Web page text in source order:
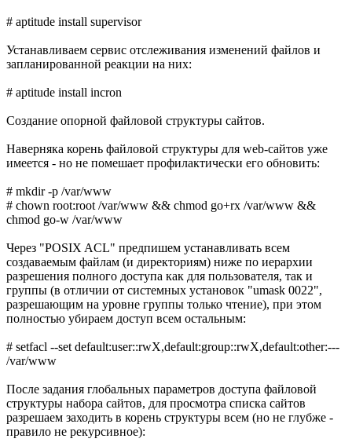
# aptitude install supervisor
Устанавливаем сервис отслеживания изменений файлов и
запланированной реакции на них:
# aptitude install incron
Создание опорной файловой структуры сайтов.
Наверняка корень файловой структуры для web-сайтов уже
имеется - но не помешает профилактически его обновить:
# mkdir -p /var/www
# chown root:root /var/www && chmod go+rx /var/www &&
chmod go-w /var/www
Через "POSIX ACL" предпишем устанавливать всем
создаваемым файлам (и директориям) ниже по иерархии
разрешения полного доступа как для пользователя, так и
группы (в отличии от системных установок "umask 0022",
разрешающим на уровне группы только чтение), при этом
полностью убираем доступ всем остальным:
# setfacl --set default:user::rwX,default:group::rwX,default:other:---
/var/www
После задания глобальных параметров доступа файловой
структуры набора сайтов, для просмотра списка сайтов
разрешаем заходить в корень структуры всем (но не глубже -
правило не рекурсивное):